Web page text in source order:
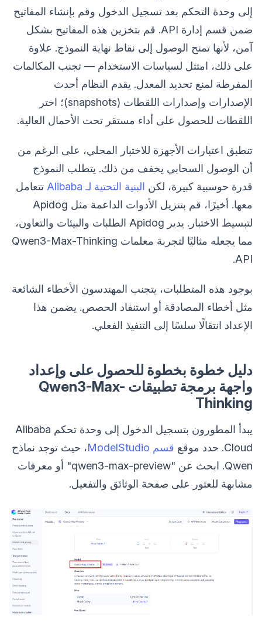
إلى وحدة التحكم بعد تسجيل الدخول وقم بإنشاء المفاتيح
ضمن قسم إدارة API. قم بتخزين هذه المفاتيح بشكل
آمن، لأنها تمنح الوصول إلى نقاط نهاية النموذج. علاوة
على ذلك، امتثل لسياسات الاستخدام — تجنب المكالمات
المفرطة لمنع تحديد المعدل. يقدم النظام أحدث
الإصدارات وإصدارات اللقطات (snapshots)؛ اختر
اللقطات للحصول على أداء مستقر تحت الأحمال العالية.
تنطبق اعتبارات الأجهزة للاختبار المحلي، على الرغم من
أن الوصول السحابي يخفف من ذلك. يتطلب النموذج
قدرة حوسبية كبيرة، لكن البنية التحتية لـ Alibaba
تتعامل
معها. أخيرًا، قم بتنزيل الأدوات الداعمة مثل Apidog
لتبسيط الاختبار. يدير Apidog الطلبات والبيئات والتعاون،
مما يجعله مثاليًا لتجربة معلمات Qwen3-Max-Thinking
API.
بوجود هذه المتطلبات، يتجنب المهندسون الأخطاء الشائعة
مثل أخطاء المصادقة أو استنفاد الحصص. يضمن هذا
الإعداد انتقالًا سلسًا إلى التنفيذ الفعلي.
دليل خطوة بخطوة للحصول على وإعداد
واجهة برمجة تطبيقات Qwen3-Max-
Thinking
يبدأ المطورون بتسجيل الدخول إلى وحدة تحكم Alibaba
Cloud. حدد موقع
قسم ModelStudio
، حيث توجد نماذج
Qwen. ابحث عن "qwen3-max-preview" أو معرفات
مشابهة للعثور على صفحة الوثائق والتفعيل.